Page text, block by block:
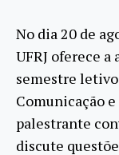
No dia 20 de
UFRJ oferece
semestre
Comunicação
palestrante
discute